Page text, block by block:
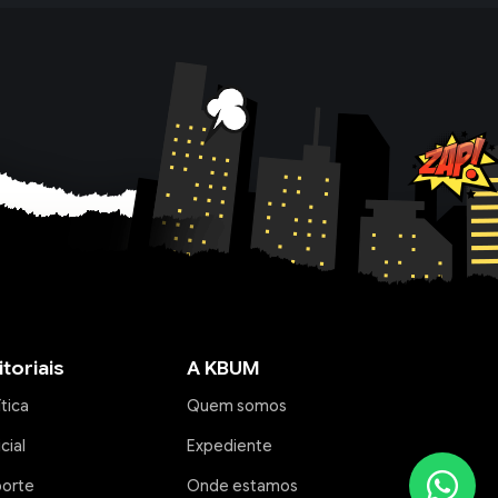
A KBUM
Quem somos
Expediente
Onde estamos